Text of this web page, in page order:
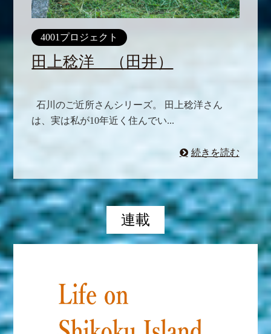
4001プロジェクト
田上稔洋 （田井）
石川のご近所さんシリーズ。 田上稔洋さん
は、実は私が10年近く住んでい...
続きを読む
連載